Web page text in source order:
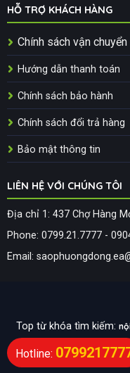
HỖ TRỢ KHÁCH HÀNG
Chính sách vận chuyển
Hướng dẫn thanh toán
Chính sách bảo hành
Chính sách đổi trả hàng
Bảo mật thông tin
LIÊN HỆ VỚI CHÚNG TÔI
Địa chỉ 1: 437 Chợ Hàng
Phone: 0799.21.7777 -
Email:
Top từ khóa tìm kiếm:
nội thất
phòng-bàn ghế
Hotline: